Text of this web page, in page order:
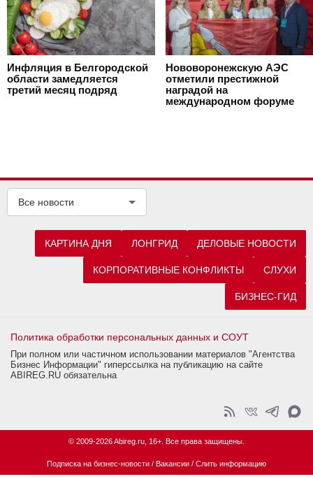
Инфляция в Белгородской
области замедляется
третий месяц подряд
Нововоронежскую АЭС
отметили престижной
наградой на
международном форуме
Все новости
КАРТИНА ДНЯ ЛОНГРИД ДЕЛОВЫЕ НОВОСТИ
КОРПОРАТИВНЫЕ КОНФЛИКТЫ СЛУХИ
БИЗНЕС-ГИД
Политика обработки персональных данных и СОУТ
При полном или частичном использовании материалов "Агентства
Бизнес Информации" гиперссылка на публикацию на сайте
ABIREG.RU обязательна
© 2009-2026 Abireg.ru, 16+. Все права защищены.
Подписка на бизнес-новости / Вакансии / Слить информацию